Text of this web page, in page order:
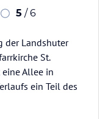
5 / 6
der Landshuter
St.
Allee in
ein Teil des